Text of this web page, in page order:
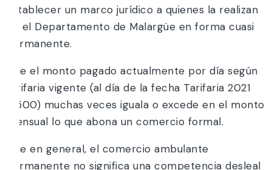
establecer un marco jurídico a quienes la realizan
en el Departamento de Malargüe en forma cuasi
permanente.
Que el monto pagado actualmente por día según
tarifaria vigente (al día de la fecha Tarifaria 2021
$1500) muchas veces iguala o excede en el monto
mensual lo que abona un comercio formal.
Que en general, el comercio ambulante
permanente no significa una competencia desleal